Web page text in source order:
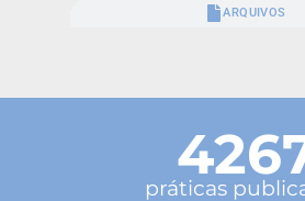
ARQUIVOS
práticas